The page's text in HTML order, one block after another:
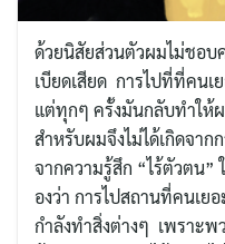
ด้วยนิสัยส่วนตัวผมไม่ชอบ
เบียดเสียด การไปที่ที่คนเ
แต่ทุกๆ ครั้งมันกลับทำให้ผ
สำหรับผมจึงไม่ได้เกิดจา
จากความรู้สึก “ไร้ตัวตน
องว่า การไปสถานที่คนเย
กำลังทำสิ่งต่างๆ เพราะพ